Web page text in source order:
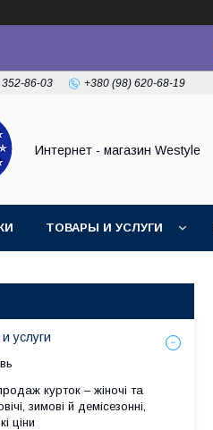
86-03 +380 (98) 620-68-19
Интернет - магазин Westyle
ТОВАРЫ И УСЛУГИ
услуги
курток – жіночі та
зимові й демісезонні,
ціни